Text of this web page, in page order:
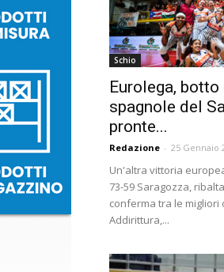
Schio
Eurolega,
spagnole del
pronte...
Redazione - 25 Gennaio
Un'altra vittoria
73-59 Saragozza,
conferma tra le migliori
Addirittura,...